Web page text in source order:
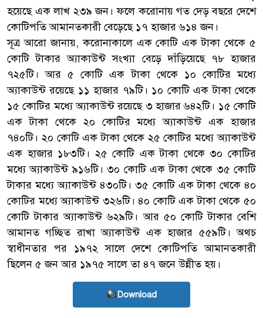
হয়েছে এক লাখ ২৩৯ জন। ফলে করোনায় গত দেড় বছরে দেশে
কোটিপতি আমানতকারী বেড়েছে ১৭ হাজার ৬১৪ জন।
সূত্র আরো জানায়, করোনাকালে এক কোটি এক টাকা থেকে ৫
কোটি টাকার অ্যাকাউন্ট সংখ্যা বেড়ে দাঁড়িয়েছে ৭৮ হাজার
৭২৫টি। আর ৫ কোটি এক টাকা থেকে ১০ কোটির মধ্যে
অ্যাকাউন্ট রয়েছে ১১ হাজার ৭৯টি। ১০ কোটি এক টাকা থেকে
১৫ কোটির মধ্যে অ্যাকাউন্ট রয়েছে ৩ হাজার ৬৪২টি। ১৫ কোটি
এক টাকা থেকে ২০ কোটির মধ্যে অ্যাকাউন্ট এক হাজার
৭৪০টি। ২০ কোটি এক টাকা থেকে ২৫ কোটির মধ্যে অ্যাকাউন্ট
এক হাজার ১৮৩টি। ২৫ কোটি এক টাকা থেকে ৩০ কোটির
মধ্যে অ্যাকাউন্ট ৯১৬টি। ৩০ কোটি এক টাকা থেকে ৩৫ কোটি
টাকার মধ্যে অ্যাকাউন্ট ৪৩০টি। ৩৫ কোটি এক টাকা থেকে ৪০
কোটির মধ্যে অ্যাকাউন্ট ৩২৬টি। ৪০ কোটি এক টাকা থেকে ৫০
কোটি টাকার অ্যাকাউন্ট ৬২৯টি। আর ৫০ কোটি টাকার বেশি
আমানত গচ্ছিত রাখা অ্যাকাউন্ট এক হাজার ৫৫৯টি। অথচ
স্বাধীনতার পর ১৯৭২ সালে দেশে কোটিপতি আমানতকারী
ছিলেন ৫ জন আর ১৯৭৫ সালে তা ৪৭ জনে উন্নীত হয়।
Download